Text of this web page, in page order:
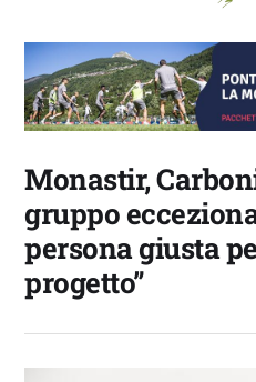
Monastir,
gruppo
persona giusta
progetto”